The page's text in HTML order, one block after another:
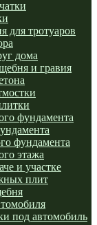
для тротуаров
дома
и гравия
фундамента
фундамента
этажа
и участке
плит
под автомобиль